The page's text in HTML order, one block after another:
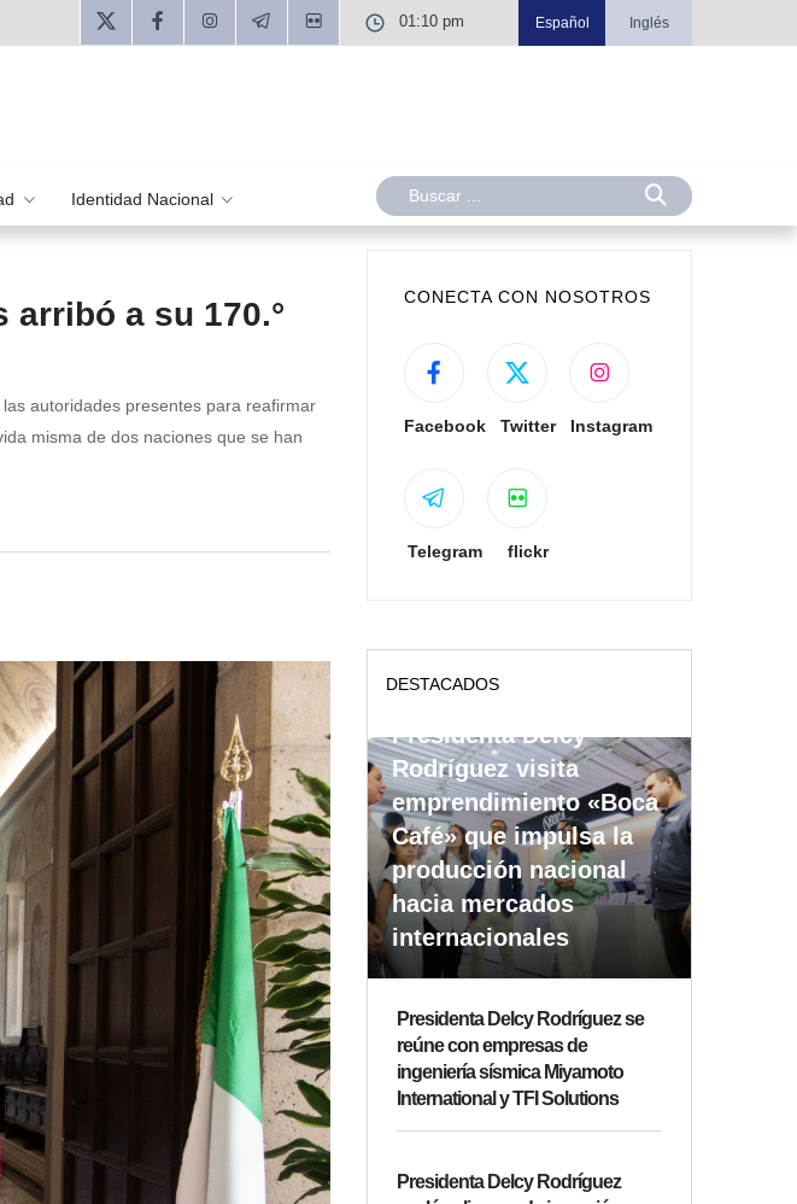
01:10 pm Español Inglés
Identidad Nacional
arribó a su 170.°
autoridades presentes para reafirmar
misma de dos naciones que se han
CONECTA CON NOSOTROS
Facebook Twitter Instagram
Telegram flickr
DESTACADOS
Presidenta Delcy
Rodríguez visita
emprendimiento «Boca
Café» que impulsa la
producción nacional
hacia mercados
internacionales
Presidenta Delcy Rodríguez se
reúne con empresas de
ingeniería sísmica Miyamoto
International y TFI Solutions
Presidenta Delcy Rodríguez